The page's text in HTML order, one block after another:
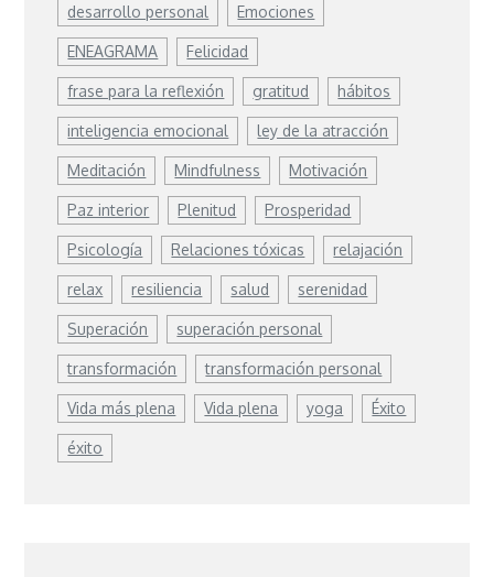
desarrollo personal Emociones
ENEAGRAMA Felicidad
frase para la reflexión gratitud hábitos
inteligencia emocional ley de la atracción
Meditación Mindfulness Motivación
Paz interior Plenitud Prosperidad
Psicología Relaciones tóxicas relajación
relax resiliencia salud serenidad
Superación superación personal
transformación transformación personal
Vida más plena Vida plena yoga Éxito
éxito